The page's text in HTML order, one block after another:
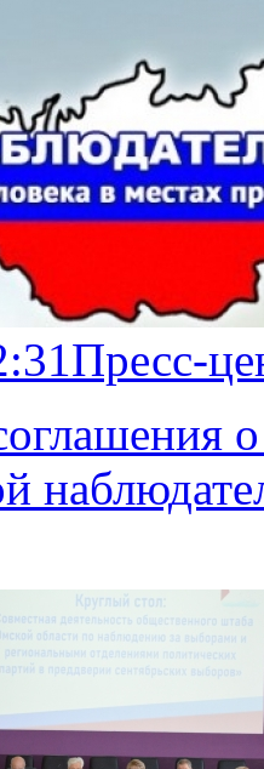
Пресс-
о